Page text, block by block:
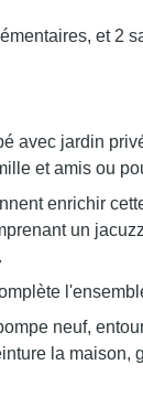
et 2
avec jardin
et amis ou
enrichir
un
neuf,
la maison,